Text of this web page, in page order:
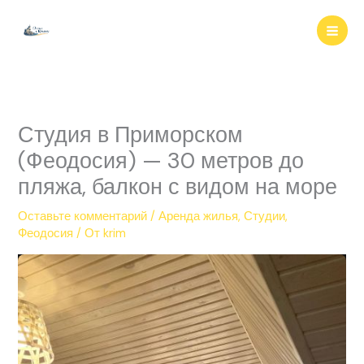
Студия в Приморском
(Феодосия) — 30 метров до
пляжа, балкон с видом на море
Оставьте комментарий /Аренда жилья,Студии,
Феодосия / Отkrim